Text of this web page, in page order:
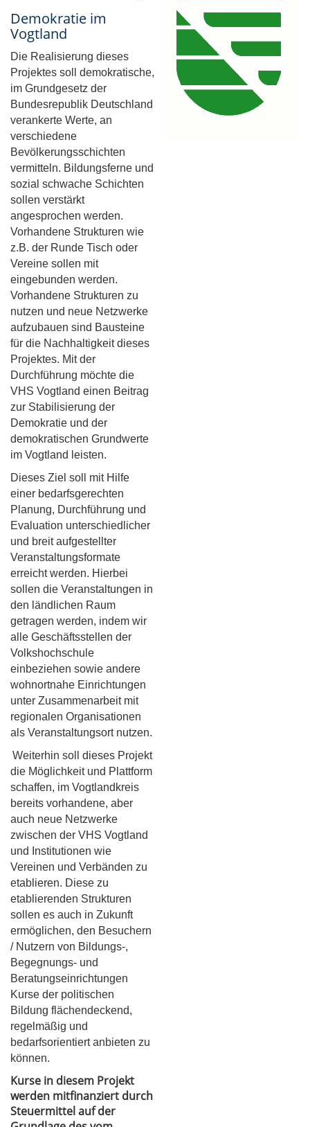
Demokratie im
Vogtland
Die Realisierung dieses
Projektes soll demokratische,
im Grundgesetz der
Bundesrepublik Deutschland
verankerte Werte, an
verschiedene
Bevölkerungsschichten
vermitteln. Bildungsferne und
sozial schwache Schichten
sollen verstärkt
angesprochen werden.
Vorhandene Strukturen wie
z.B. der Runde Tisch oder
Vereine sollen mit
eingebunden werden.
Vorhandene Strukturen zu
nutzen und neue Netzwerke
aufzubauen sind Bausteine
für die Nachhaltigkeit dieses
Projektes. Mit der
Durchführung möchte die
VHS Vogtland einen Beitrag
zur Stabilisierung der
Demokratie und der
demokratischen Grundwerte
im Vogtland leisten.
Dieses Ziel soll mit Hilfe
einer bedarfsgerechten
Planung, Durchführung und
Evaluation unterschiedlicher
und breit aufgestellter
Veranstaltungsformate
erreicht werden. Hierbei
sollen die Veranstaltungen in
den ländlichen Raum
getragen werden, indem wir
alle Geschäftsstellen der
Volkshochschule
einbeziehen sowie andere
wohnortnahe Einrichtungen
unter Zusammenarbeit mit
regionalen Organisationen
als Veranstaltungsort nutzen.
Weiterhin soll dieses Projekt
die Möglichkeit und Plattform
schaffen, im Vogtlandkreis
bereits vorhandene, aber
auch neue Netzwerke
zwischen der VHS Vogtland
und Institutionen wie
Vereinen und Verbänden zu
etablieren. Diese zu
etablierenden Strukturen
sollen es auch in Zukunft
ermöglichen, den Besuchern
/ Nutzern von Bildungs-,
Begegnungs- und
Beratungseinrichtungen
Kurse der politischen
Bildung flächendeckend,
regelmäßig und
bedarfsorientiert anbieten zu
können.
Kurse in diesem Projekt
werden mitfinanziert durch
Steuermittel auf der